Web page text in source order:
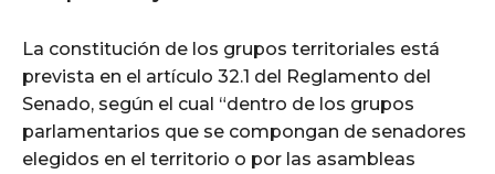
La constitución de los grupos territoriales está
prevista en el artículo 32.1 del Reglamento del
Senado, según el cual “dentro de los grupos
parlamentarios que se compongan de senadores
elegidos en el territorio o por las asambleas